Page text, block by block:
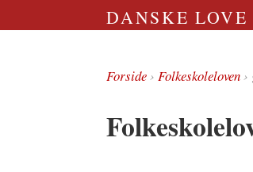
DANSKE LOVE
Forside›Folkeskoleloven›